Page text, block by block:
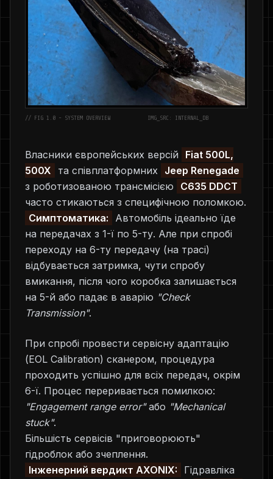
// FIG 1.0 - SYSTEM OVERVIEW IMG_SRC: INTERNAL_DB
Власники європейських версій
Fiat 500L,
500X
та співплатформних Jeep Renegade
з роботизованою трансмісією
C635 DDCT
часто стикаються з специфічною поломкою.
Симптоматика:
Автомобіль ідеально їде
на передачах з 1-ї по 5-ту. Але при спробі
переходу на 6-ту передачу (на трасі)
відбувається затримка, чути спробу
вмикання, після чого коробка залишається
на 5-й або падає в аварію "Check
Transmission".
При спробі провести сервісну адаптацію
(EOL Calibration) сканером, процедура
проходить успішно для всіх передач, окрім
6-ї. Процес переривається помилкою:
"Engagement range error"або "Mechanical
stuck".
Більшість сервісів "приговорюють"
гідроблок або зчеплення.
Інженерний вердикт AXONIX:
Гідравліка